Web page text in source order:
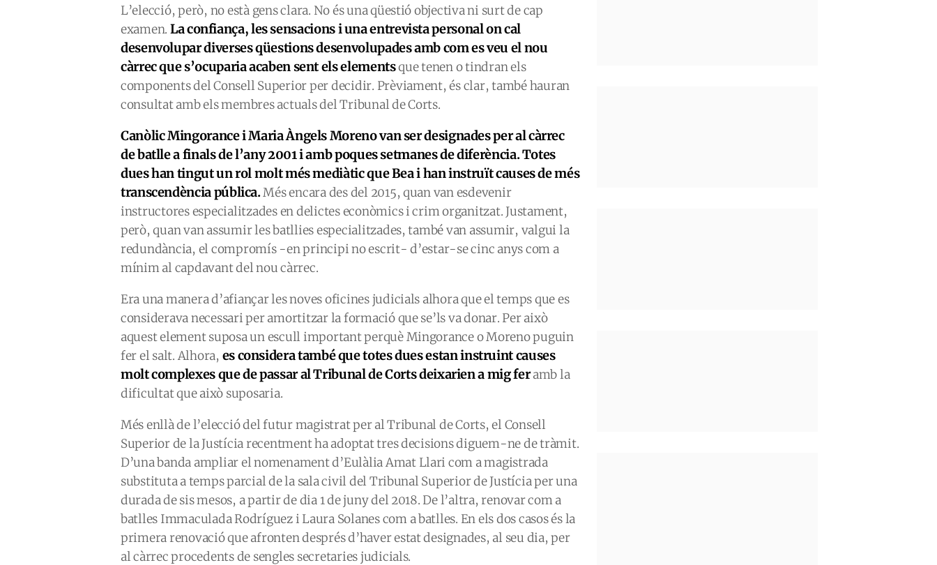
L’elecció, però, no està gens clara. No és una qüestió objectiva ni surt de cap
examen. La confiança, les sensacions i una entrevista personal on cal
desenvolupar diverses qüestions desenvolupades amb com es veu el nou
càrrec que s’ocuparia acaben sent els elementsque tenen o tindran els
components del Consell Superior per decidir. Prèviament, és clar, també hauran
consultat amb els membres actuals del Tribunal de Corts.
Canòlic Mingorance i Maria Àngels Moreno van ser designades per al càrrec
de batlle a finals de l’any 2001 i amb poques setmanes de diferència. Totes
dues han tingut un rol molt més mediàtic que Bea i han instruït causes de més
transcendència pública.Més encara des del 2015, quan van esdevenir
instructores especialitzades en delictes econòmics i crim organitzat. Justament,
però, quan van assumir les batllies especialitzades, també van assumir, valgui la
redundància, el compromís -en principi no escrit- d’estar-se cinc anys com a
mínim al capdavant del nou càrrec.
Era una manera d’afiançar les noves oficines judicials alhora que el temps que es
considerava necessari per amortitzar la formació que se’ls va donar. Per això
aquest element suposa un escull important perquè Mingorance o Moreno puguin
fer el salt. Alhora, es considera també que totes dues estan instruint causes
molt complexes que de passar al Tribunal de Corts deixarien a mig feramb la
dificultat que això suposaria.
Més enllà de l’elecció del futur magistrat per al Tribunal de Corts, el Consell
Superior de la Justícia recentment ha adoptat tres decisions diguem-ne de tràmit.
D’una banda ampliar el nomenament d’Eulàlia Amat Llari com a magistrada
substituta a temps parcial de la sala civil del Tribunal Superior de Justícia per una
durada de sis mesos, a partir de dia 1 de juny del 2018. De l’altra, renovar com a
batlles Immaculada Rodríguez i Laura Solanes com a batlles. En els dos casos és la
primera renovació que afronten després d’haver estat designades, al seu dia, per
al càrrec procedents de sengles secretaries judicials.